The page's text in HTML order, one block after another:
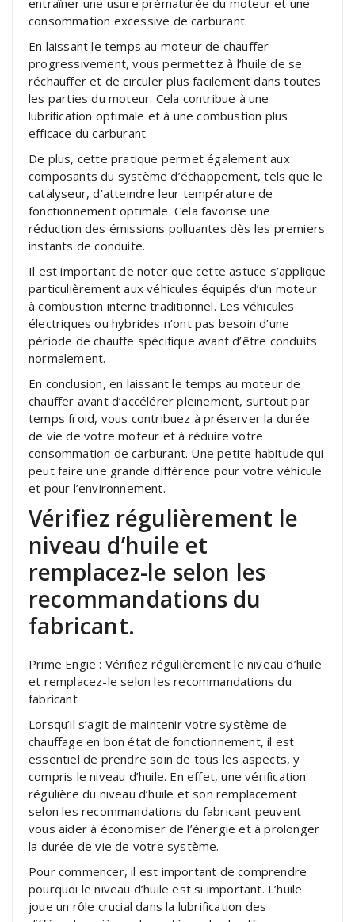
consommation excessive de carburant.
En laissant le temps au moteur de chauffer
progressivement, vous permettez à l’huile de se
réchauffer et de circuler plus facilement dans toutes
les parties du moteur. Cela contribue à une
lubrification optimale et à une combustion plus
efficace du carburant.
De plus, cette pratique permet également aux
composants du système d’échappement, tels que le
catalyseur, d’atteindre leur température de
fonctionnement optimale. Cela favorise une
réduction des émissions polluantes dès les premiers
instants de conduite.
Il est important de noter que cette astuce s’applique
particulièrement aux véhicules équipés d’un moteur
à combustion interne traditionnel. Les véhicules
électriques ou hybrides n’ont pas besoin d’une
période de chauffe spécifique avant d’être conduits
normalement.
En conclusion, en laissant le temps au moteur de
chauffer avant d’accélérer pleinement, surtout par
temps froid, vous contribuez à préserver la durée
de vie de votre moteur et à réduire votre
consommation de carburant. Une petite habitude qui
peut faire une grande différence pour votre véhicule
et pour l’environnement.
Vérifiez régulièrement le
niveau d’huile et
remplacez-le selon les
recommandations du
fabricant.
Prime Engie : Vérifiez régulièrement le niveau d’huile
et remplacez-le selon les recommandations du
fabricant
Lorsqu’il s’agit de maintenir votre système de
chauffage en bon état de fonctionnement, il est
essentiel de prendre soin de tous les aspects, y
compris le niveau d’huile. En effet, une vérification
régulière du niveau d’huile et son remplacement
selon les recommandations du fabricant peuvent
vous aider à économiser de l’énergie et à prolonger
la durée de vie de votre système.
Pour commencer, il est important de comprendre
pourquoi le niveau d’huile est si important. L’huile
joue un rôle crucial dans la lubrification des